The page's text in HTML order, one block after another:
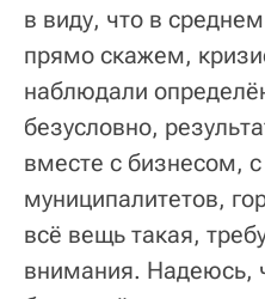
в виду, что в
прямо скажем,
наблюдали
безусловно,
вместе с бизнесом,
муниципалитетов,
всё вещь такая,
внимания. Надеюсь,